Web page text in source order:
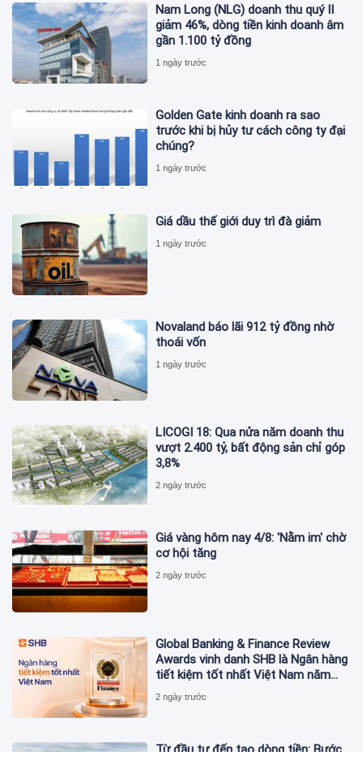
Nam Long (NLG) doanh thu quý II
giảm 46%, dòng tiền kinh doanh âm
gần 1.100 tỷ đồng
1 ngày trước
Golden Gate kinh doanh ra sao
trước khi bị hủy tư cách công ty đại
chúng?
1 ngày trước
Giá dầu thế giới duy trì đà giảm
1 ngày trước
Novaland báo lãi 912 tỷ đồng nhờ
thoái vốn
1 ngày trước
LICOGI 18: Qua nửa năm doanh thu
vượt 2.400 tỷ, bất động sản chỉ góp
3,8%
2 ngày trước
Giá vàng hôm nay 4/8: 'Nằm im' chờ
cơ hội tăng
2 ngày trước
Global Banking & Finance Review
Awards vinh danh SHB là Ngân hàng
tiết kiệm tốt nhất Việt Nam năm
2026
2 ngày trước
Từ đầu tư đến tạo dòng tiền: Bước